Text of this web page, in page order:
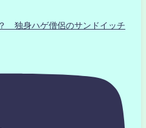
独身ハゲ僧侶のサンドイッチ